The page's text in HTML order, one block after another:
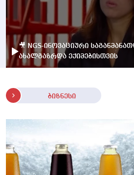
🎥 NGS-ინოვაციური
ახალგაზრდა ექიმებისთვის
ბიზნესი